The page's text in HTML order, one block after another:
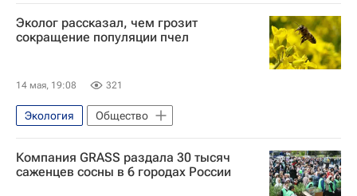
Эколог рассказал, чем грозит
сокращение популяции пчел
14 мая, 19:08 321
Экология Общество
Компания GRASS раздала 30 тысяч
саженцев сосны в 6 городах России